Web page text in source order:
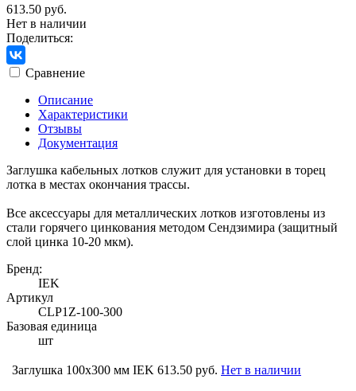
613.50 руб.
Нет в наличии
Поделиться:
Сравнение
Описание
Характеристики
Отзывы
Документация
Заглушка кабельных лотков служит для установки в торец
лотка в местах окончания трассы.
Все аксессуары для металлических лотков изготовлены из
стали горячего цинкования методом Сендзимира (защитный
слой цинка 10-20 мкм).
Бренд:
IEK
Артикул
CLP1Z-100-300
Базовая единица
шт
Заглушка 100х300 мм IEK 613.50 руб. Нет в наличии